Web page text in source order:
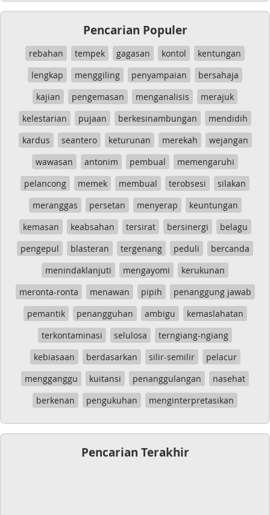
Pencarian Populer
rebahan tempek gagasan kontol
kentungan
lengkap
menggiling penyampaian
bersahaja
kajian
pengemasan menganalisis
merajuk
kelestarian
pujaan berkesinambungan
mendidih
kardus
seantero keturunan merekah
wejangan
wawasan
antonim pembual
memengaruhi
pelancong
memek membual terobsesi
silakan
meranggas
persetan menyerap
keuntungan
kemasan
keabsahan tersirat bersinergi
belagu
pengepul
blasteran tergenang peduli
bercanda
menindaklanjuti
mengayomi
kerukunan
meronta-ronta
menawan pipih
penanggung jawab
pemantik
penangguhan ambigu
kemaslahatan
terkontaminasi
selulosa
terngiang-ngiang
kebiasaan
berdasarkan silir-semilir
pelacur
mengganggu
kuitansi penanggulangan
nasehat
berkenan
pengukuhan menginterpretasikan
Pencarian Terakhir